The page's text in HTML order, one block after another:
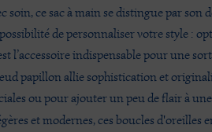
soin, ce sac à main se distingue par
de personnaliser votre style :
l’accessoire indispensable pour une
papillon allie sophistication et
ou pour ajouter un peu de flair à
et modernes, ces boucles